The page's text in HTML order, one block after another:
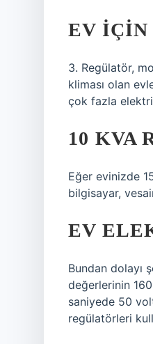
EV IÇIN
3. Regülatör,
kliması olan
çok fazla
10 KVA
Eğer evinizde
bilgisayar,
EV
Bundan dolayı
değerlerinin
saniyede 50
regülatörleri